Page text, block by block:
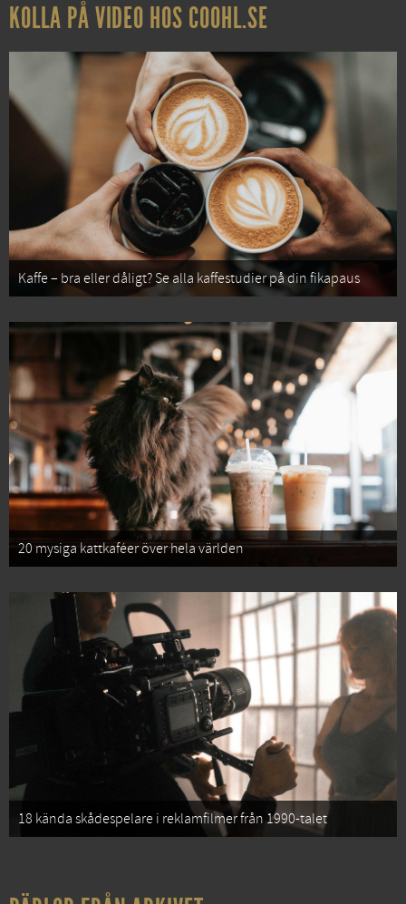
KOLLA PÅ VIDEO HOS COOHL.SE
Kaffe – bra eller dåligt? Se alla kaffestudier på din fikapaus
20 mysiga kattkaféer över hela världen
18 kända skådespelare i reklamfilmer från 1990-talet